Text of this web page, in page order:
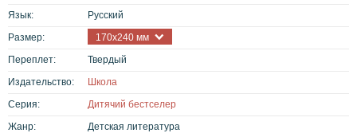
Язык:
Русский
Размер:
170x240 мм
Переплет:
Твердый
Издательство:
Школа
Серия:
Дитячий бестселер
Жанр:
Детская литература